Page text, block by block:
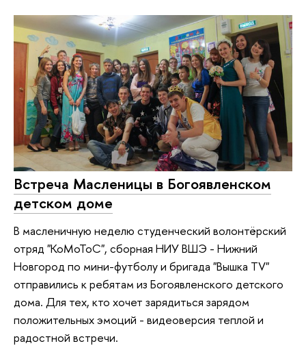
Встреча Масленицы в Богоявленском
детском доме
В масленичную неделю студенческий волонтёрский
отряд "КоМоТоС", сборная НИУ ВШЭ - Нижний
Новгород по мини-футболу и бригада "Вышка TV"
отправились к ребятам из Богоявленского детского
дома. Для тех, кто хочет зарядиться зарядом
положительных эмоций - видеоверсия теплой и
радостной встречи.